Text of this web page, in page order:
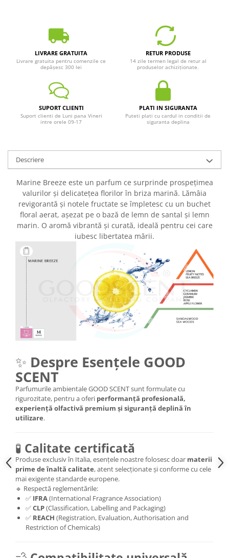
LIVRARE GRATUITA
Livrare gratuita pentru comenzile ce
depășesc 300 lei
RETUR PRODUSE
14 zile termen legal de retur al
produselor achiziționate.
SUPORT CLIENTI
Suport clienti de Luni pana Vineri
intre orele 09-17
PLATI IN SIGURANTA
Puteti plati cu cardul in conditii de
siguranta deplina
Descriere
Marine Breeze este un parfum ce surprinde prospețimea
valurilor și delicatețea florilor în briza marină. Lămâia
revigorantă și notele fructate se împletesc cu un buchet
floral aerat, așezat pe o bază de lemn de santal și lemn
marin. O aromă vibrantă și curată, ideală pentru cei care
iubesc libertatea mării.
✨ Despre Esențele GOOD
SCENT
Parfumurile ambientale GOOD SCENT sunt formulate cu
rigurozitate, pentru a oferi performanță profesională,
experiență olfactivă premium și siguranță deplină în
utilizare.
🧪 Calitate certificată
Produse exclusiv în Italia, esențele noastre folosesc doar materii
prime de înaltă calitate, atent selecționate și conforme cu cele
mai exigente standarde europene.
🔹 Respectă reglementările:
✅ IFRA(International Fragrance Association)
✅CLP(Classification, Labelling and Packaging)
✅ REACH (Registration, Evaluation, Authorisation and
Restriction of Chemicals)